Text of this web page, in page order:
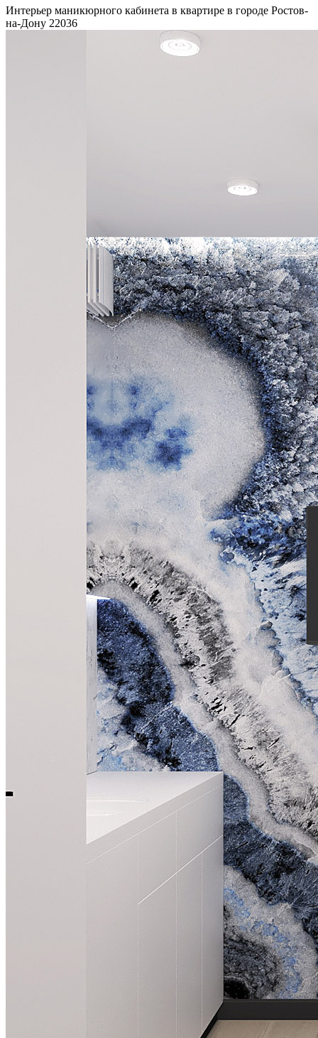
Интерьер маникюрного кабинета в квартире в городе Ростов-
на-Дону 22036